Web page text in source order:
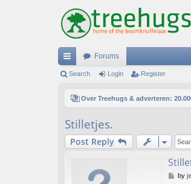
ui
ks
Forums
Search Login Register
Over Treehugs & adverteren:
Stilletjes.
Post Reply
Pby